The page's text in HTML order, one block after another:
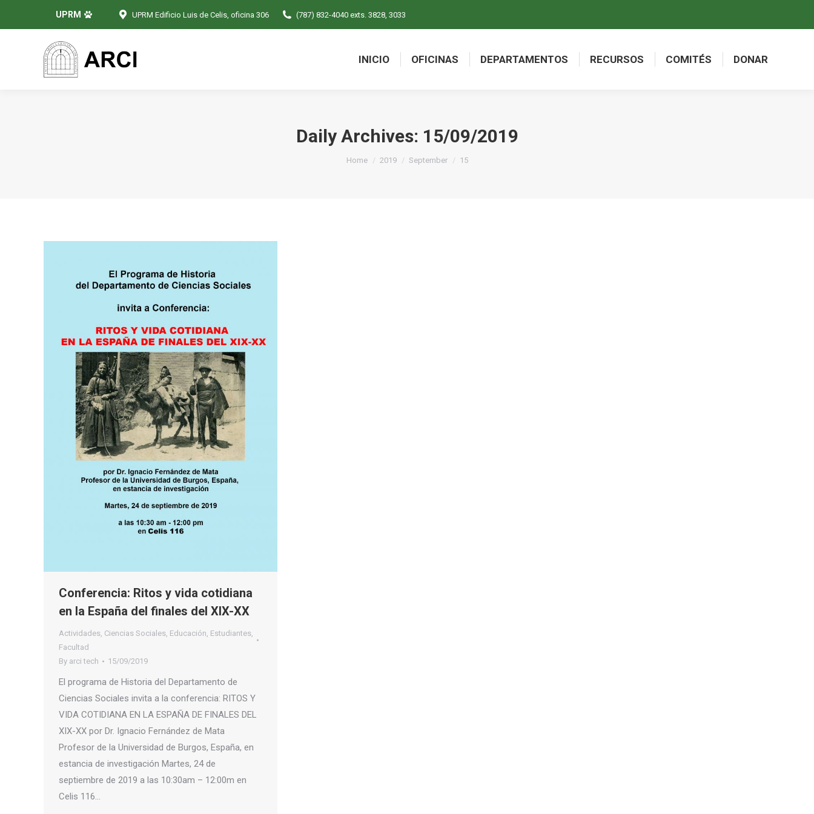
UPRM UPRM Edificio Luis de Celis, oficina 306 (787) 832-4040 exts. 3828, 3033
INICIO OFICINAS DEPARTAMENTOS RECURSOS COMITÉS DONAR
Daily Archives: 15/09/2019
You are here:
Home 2019 September 15
Conferencia: Ritos y vida cotidiana
en la España del finales del XIX-XX
Actividades, Ciencias Sociales, Educación, Estudiantes,
Facultad
By arci tech 15/09/2019
El programa de Historia del Departamento de
Ciencias Sociales invita a la conferencia: RITOS Y
VIDA COTIDIANA EN LA ESPAÑA DE FINALES DEL
XIX-XX por Dr. Ignacio Fernández de Mata
Profesor de la Universidad de Burgos, España, en
estancia de investigación Martes, 24 de
septiembre de 2019 a las 10:30am – 12:00m en
Celis 116…
INICIO